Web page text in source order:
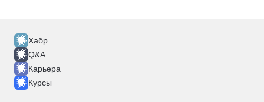
Хабр
Q&A
Карьера
Курсы